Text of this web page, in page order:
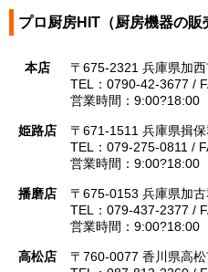
プロ厨房HIT（厨房機器の販
本店
〒675-2321 兵庫県加
TEL：0790-42-3677 /
営業時間：9:00?18:00
姫路店
〒671-1511 兵庫県揖
TEL：079-275-0811 /
営業時間：9:00?18:00
播磨店
〒675-0153 兵庫県加
TEL：079-437-2377 /
営業時間：9:00?18:00
高松店
〒760-0077 香川県高